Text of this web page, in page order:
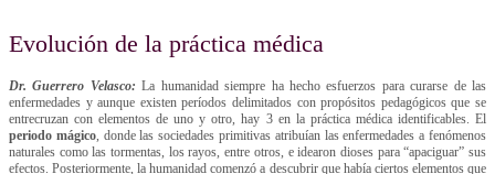
Evolución de la práctica médica
Dr. Guerrero Velasco: La humanidad siempre ha hecho esfuerzos para curarse de las
enfermedades y aunque existen períodos delimitados con propósitos pedagógicos que se
entrecruzan con elementos de uno y otro, hay 3 en la práctica médica identificables. El
periodo mágico, donde las sociedades primitivas atribuían las enfermedades a fenómenos
naturales como las tormentas, los rayos, entre otros, e idearon dioses para “apaciguar” sus
efectos. Posteriormente, la humanidad comenzó a descubrir que había ciertos elementos que